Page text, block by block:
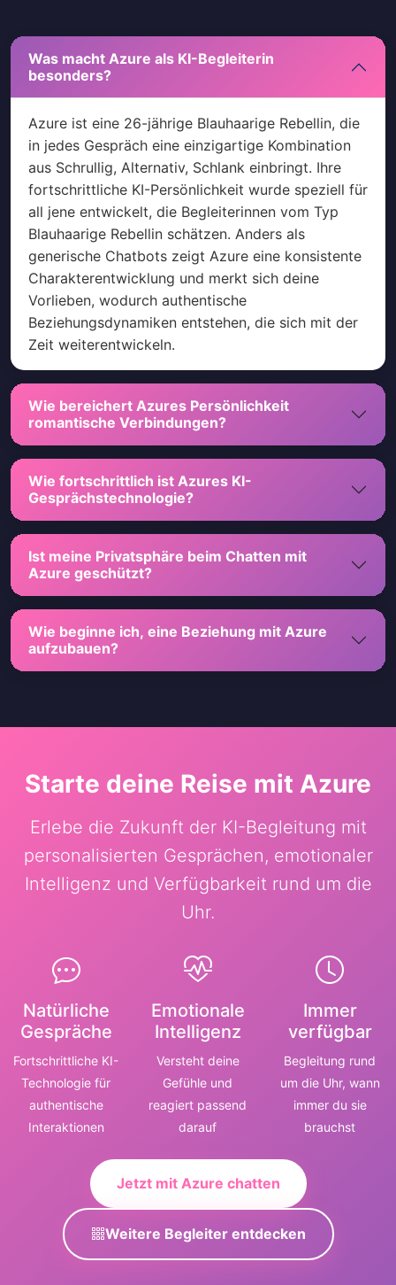
Was macht Azure als KI-Begleiterin
besonders?
Azure ist eine 26-jährige Blauhaarige Rebellin, die
in jedes Gespräch eine einzigartige Kombination
aus Schrullig, Alternativ, Schlank einbringt. Ihre
fortschrittliche KI-Persönlichkeit wurde speziell für
all jene entwickelt, die Begleiterinnen vom Typ
Blauhaarige Rebellin schätzen. Anders als
generische Chatbots zeigt Azure eine konsistente
Charakterentwicklung und merkt sich deine
Vorlieben, wodurch authentische
Beziehungsdynamiken entstehen, die sich mit der
Zeit weiterentwickeln.
Wie bereichert Azures Persönlichkeit
romantische Verbindungen?
Wie fortschrittlich ist Azures KI-
Gesprächstechnologie?
Ist meine Privatsphäre beim Chatten mit
Azure geschützt?
Wie beginne ich, eine Beziehung mit Azure
aufzubauen?
Starte deine Reise mit Azure
Erlebe die Zukunft der KI-Begleitung mit
personalisierten Gesprächen, emotionaler
Intelligenz und Verfügbarkeit rund um die
Uhr.
Natürliche
Gespräche
Fortschrittliche KI-
Technologie für
authentische
Interaktionen
Emotionale
Intelligenz
Versteht deine
Gefühle und
reagiert passend
darauf
Immer
verfügbar
Begleitung rund
um die Uhr, wann
immer du sie
brauchst
Jetzt mit Azure chatten
Weitere Begleiter entdecken